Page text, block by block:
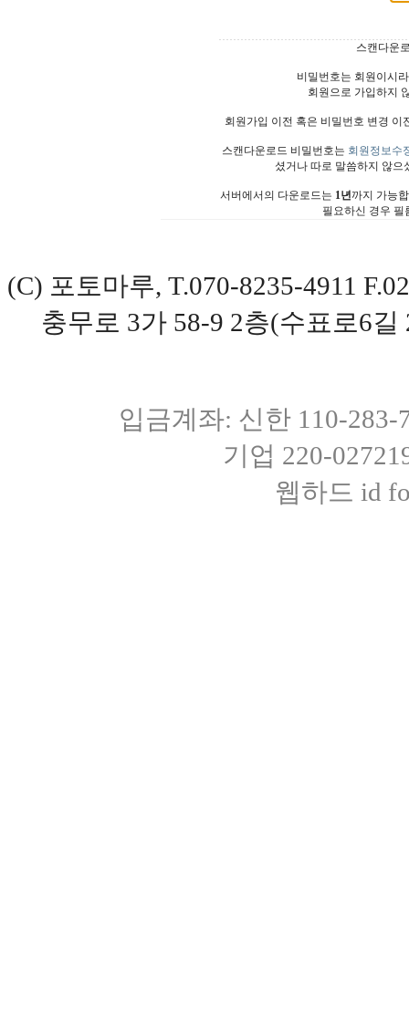
스캔다운
비밀번호는 회원이시
회원으로 가입하지
회원가입 이전 혹은 비밀번호 변경
스캔다운로드 비밀번호는 회원정보수
셨거나 따로 말씀하지 않으
서버에서의 다운로드는 1년까지 가능
필요하신 경우 필
(C) 포토마루, T.070-8235-4911
충무로 3가 58-9 2층(수표로6
입금계좌: 신한 110-
기업 220-
웹하드 id